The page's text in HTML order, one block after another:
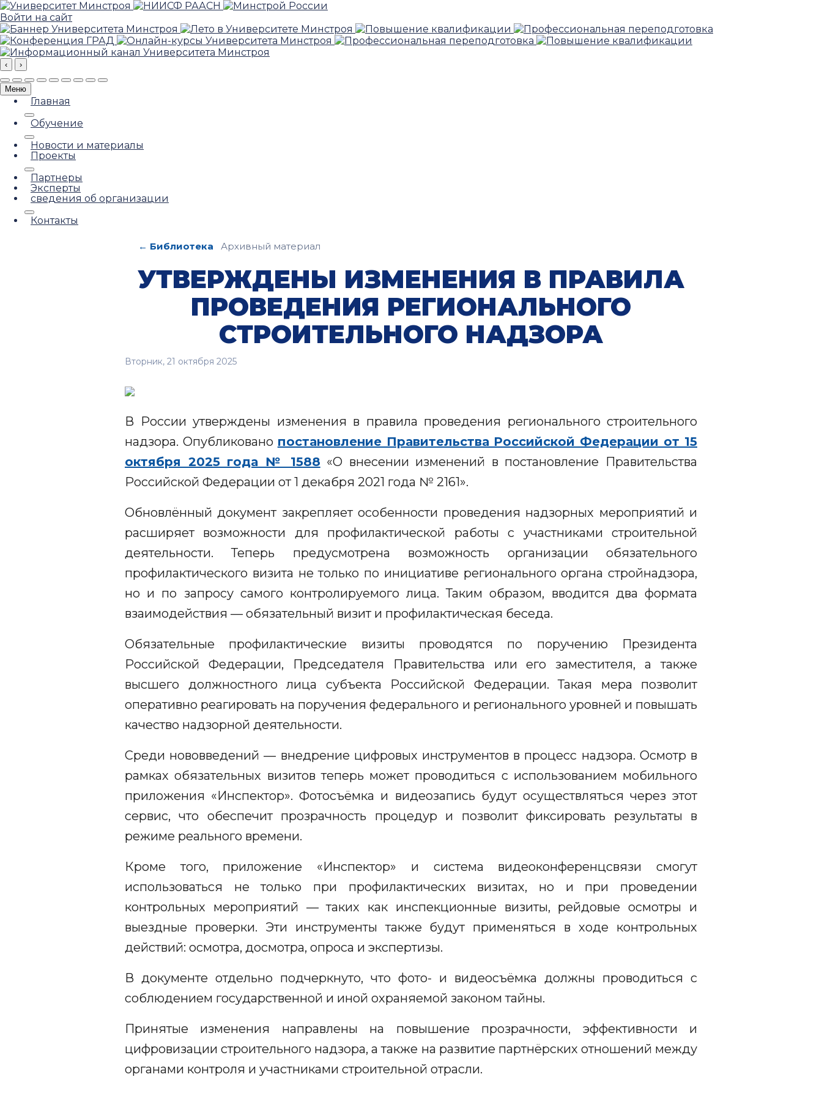
Войти на сайт
‹ ›
Меню
Главная
Обучение
Новости и материалы
Проекты
Партнеры
Эксперты
сведения об организации
Контакты
← Библиотека Архивный материал
УТВЕРЖДЕНЫ ИЗМЕНЕНИЯ В ПРАВИЛА
ПРОВЕДЕНИЯ РЕГИОНАЛЬНОГО
СТРОИТЕЛЬНОГО НАДЗОРА
Вторник, 21 октября 2025
В России утверждены изменения в правила проведения регионального строительного
надзора. Опубликовано постановление Правительства Российской Федерации от 15
октября 2025 года № 1588 «О внесении изменений в постановление Правительства
Российской Федерации от 1 декабря 2021 года № 2161».
Обновлённый документ закрепляет особенности проведения надзорных мероприятий и
расширяет возможности для профилактической работы с участниками строительной
деятельности. Теперь предусмотрена возможность организации обязательного
профилактического визита не только по инициативе регионального органа стройнадзора,
но и по запросу самого контролируемого лица. Таким образом, вводится два формата
взаимодействия — обязательный визит и профилактическая беседа.
Обязательные профилактические визиты проводятся по поручению Президента
Российской Федерации, Председателя Правительства или его заместителя, а также
высшего должностного лица субъекта Российской Федерации. Такая мера позволит
оперативно реагировать на поручения федерального и регионального уровней и повышать
качество надзорной деятельности.
Среди нововведений — внедрение цифровых инструментов в процесс надзора. Осмотр в
рамках обязательных визитов теперь может проводиться с использованием мобильного
приложения «Инспектор». Фотосъёмка и видеозапись будут осуществляться через этот
сервис, что обеспечит прозрачность процедур и позволит фиксировать результаты в
режиме реального времени.
Кроме того, приложение «Инспектор» и система видеоконференцсвязи смогут
использоваться не только при профилактических визитах, но и при проведении
контрольных мероприятий — таких как инспекционные визиты, рейдовые осмотры и
выездные проверки. Эти инструменты также будут применяться в ходе контрольных
действий: осмотра, досмотра, опроса и экспертизы.
В документе отдельно подчеркнуто, что фото- и видеосъёмка должны проводиться с
соблюдением государственной и иной охраняемой законом тайны.
Принятые изменения направлены на повышение прозрачности, эффективности и
цифровизации строительного надзора, а также на развитие партнёрских отношений между
органами контроля и участниками строительной отрасли.